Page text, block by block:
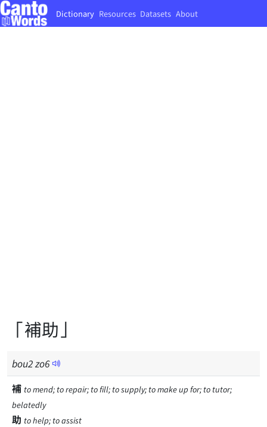
Dictionary Resources Datasets About
「補助」
bou2zo6
補 to mend; to repair; to fill; to supply; to make up for; to tutor;
belatedly
助 to help; to assist